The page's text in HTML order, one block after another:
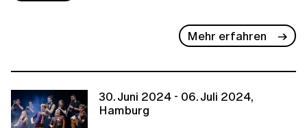
Mehr erfahren
30. Juni 2024 - 06. Juli 2024,
Hamburg